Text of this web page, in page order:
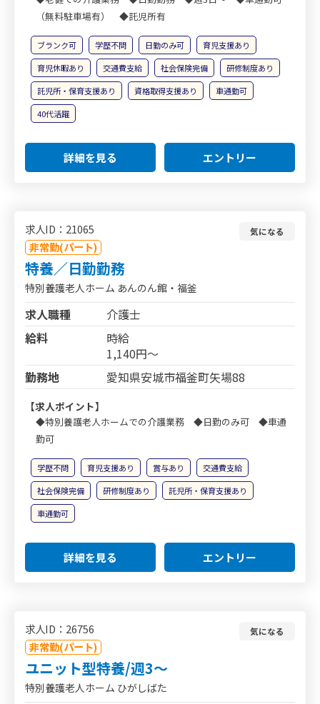
（無料駐車場有） ◆託児所有
ブランク可 学歴不問 日勤のみ可
育児支援あり
育児休暇あり
交通費支給 社会保険完備
研修制度あり
託児所・保育支援あり
資格取得支援あり
車通勤可
40代活躍
詳細を見る エントリー
求人ID：21065
非常勤(パート)
気になる
特養／日勤勤務
特別養護老人ホーム あんのん館・福釜
求人職種
介護士
給料
時給
1,140円～
勤務地
愛知県安城市福釜町矢場88
【求人ポイント】
◆特別養護老人ホームでの介護業務 ◆日勤のみ可 ◆車通
勤可
学歴不問 育児支援あり 賞与あり
交通費支給
社会保険完備
研修制度あり
託児所・保育支援あり
車通勤可
詳細を見る エントリー
求人ID：26756
非常勤(パート)
気になる
ユニット型特養/週3～
特別養護老人ホーム ひがしばた